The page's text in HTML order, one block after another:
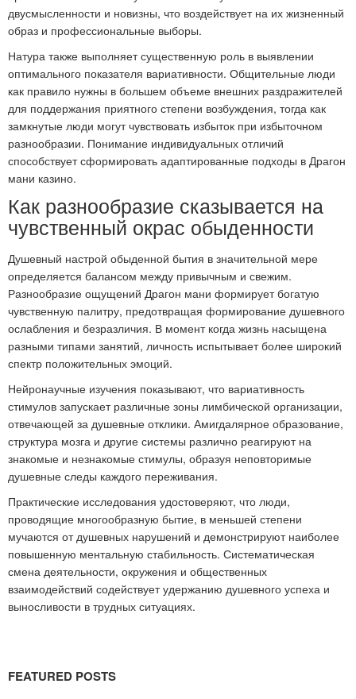
двусмысленности и новизны, что воздействует на их жизненный
образ и профессиональные выборы.
Натура также выполняет существенную роль в выявлении
оптимального показателя вариативности. Общительные люди
как правило нужны в большем объеме внешних раздражителей
для поддержания приятного степени возбуждения, тогда как
замкнутые люди могут чувствовать избыток при избыточном
разнообразии. Понимание индивидуальных отличий
способствует сформировать адаптированные подходы в Драгон
мани казино.
Как разнообразие сказывается на
чувственный окрас обыденности
Душевный настрой обыденной бытия в значительной мере
определяется балансом между привычным и свежим.
Разнообразие ощущений Драгон мани формирует богатую
чувственную палитру, предотвращая формирование душевного
ослабления и безразличия. В момент когда жизнь насыщена
разными типами занятий, личность испытывает более широкий
спектр положительных эмоций.
Нейронаучные изучения показывают, что вариативность
стимулов запускает различные зоны лимбической организации,
отвечающей за душевные отклики. Амигдалярное образование,
структура мозга и другие системы различно реагируют на
знакомые и незнакомые стимулы, образуя неповторимые
душевные следы каждого переживания.
Практические исследования удостоверяют, что люди,
проводящие многообразную бытие, в меньшей степени
мучаются от душевных нарушений и демонстрируют наиболее
повышенную ментальную стабильность. Систематическая
смена деятельности, окружения и общественных
взаимодействий содействует удержанию душевного успеха и
выносливости в трудных ситуациях.
FEATURED POSTS